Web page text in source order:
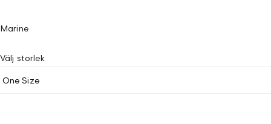
Marine
Välj storlek
One Size